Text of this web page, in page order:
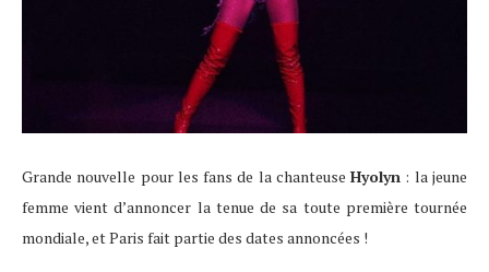
Grande nouvelle pour les fans de la chanteuseHyolyn : la jeune
femme vient d’annoncer la tenue de sa toute première tournée
mondiale, et Paris fait partie des dates annoncées !